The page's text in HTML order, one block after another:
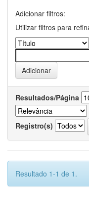
Adicionar filtros:
Utilizar filtros para
Resultados/Página
Registro(s)
Resultado 1-1 de 1.